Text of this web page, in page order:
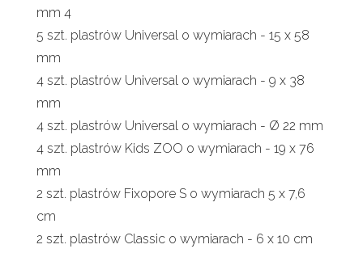
mm 4
5 szt. plastrów Universal o wymiarach - 15 x 58
mm
4 szt. plastrów Universal o wymiarach - 9 x 38
mm
4 szt. plastrów Universal o wymiarach - Ø 22 mm
4 szt. plastrów Kids ZOO o wymiarach - 19 x 76
mm
2 szt. plastrów Fixopore S o wymiarach 5 x 7,6
cm
2 szt. plastrów Classic o wymiarach - 6 x 10 cm